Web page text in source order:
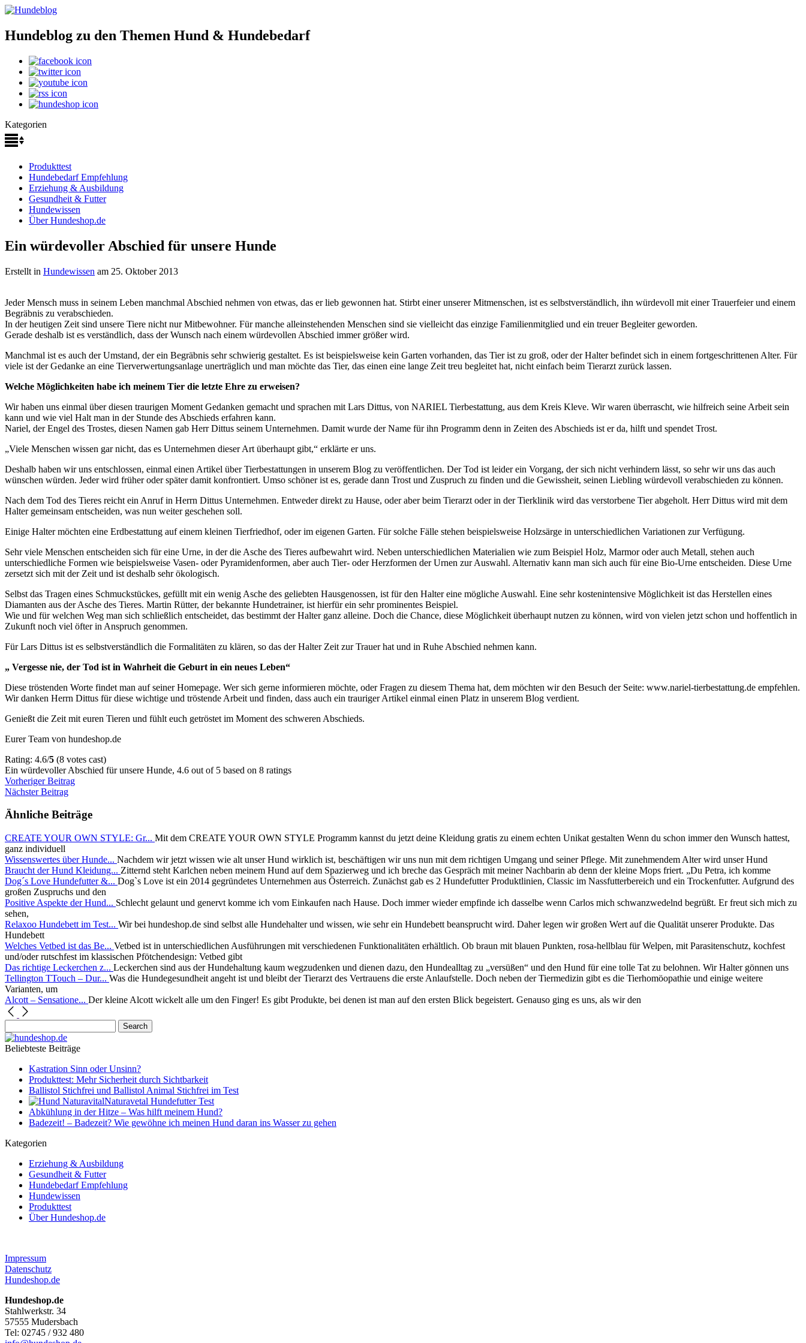
Hundeblog zu den Themen Hund & Hundebedarf
Kategorien
Produkttest
Hundebedarf Empfehlung
Erziehung & Ausbildung
Gesundheit & Futter
Hundewissen
Über Hundeshop.de
Ein würdevoller Abschied für unsere Hunde
Erstellt in Hundewissen am 25. Oktober 2013
Jeder Mensch muss in seinem Leben manchmal Abschied nehmen von etwas, das er lieb gewonnen hat. Stirbt einer unserer Mitmenschen, ist es selbstverständlich, ihn würdevoll mit einer Trauerfeier und einem
Begräbnis zu verabschieden.
In der heutigen Zeit sind unsere Tiere nicht nur Mitbewohner. Für manche alleinstehenden Menschen sind sie vielleicht das einzige Familienmitglied und ein treuer Begleiter geworden.
Gerade deshalb ist es verständlich, dass der Wunsch nach einem würdevollen Abschied immer größer wird.
Manchmal ist es auch der Umstand, der ein Begräbnis sehr schwierig gestaltet. Es ist beispielsweise kein Garten vorhanden, das Tier ist zu groß, oder der Halter befindet sich in einem fortgeschrittenen Alter. Für
viele ist der Gedanke an eine Tierverwertungsanlage unerträglich und man möchte das Tier, das einen eine lange Zeit treu begleitet hat, nicht einfach beim Tierarzt zurück lassen.
Welche Möglichkeiten habe ich meinem Tier die letzte Ehre zu erweisen?
Wir haben uns einmal über diesen traurigen Moment Gedanken gemacht und sprachen mit Lars Dittus, von NARIEL Tierbestattung, aus dem Kreis Kleve. Wir waren überrascht, wie hilfreich seine Arbeit sein
kann und wie viel Halt man in der Stunde des Abschieds erfahren kann.
Nariel, der Engel des Trostes, diesen Namen gab Herr Dittus seinem Unternehmen. Damit wurde der Name für ihn Programm denn in Zeiten des Abschieds ist er da, hilft und spendet Trost.
„Viele Menschen wissen gar nicht, das es Unternehmen dieser Art überhaupt gibt,“ erklärte er uns.
Deshalb haben wir uns entschlossen, einmal einen Artikel über Tierbestattungen in unserem Blog zu veröffentlichen. Der Tod ist leider ein Vorgang, der sich nicht verhindern lässt, so sehr wir uns das auch
wünschen würden. Jeder wird früher oder später damit konfrontiert. Umso schöner ist es, gerade dann Trost und Zuspruch zu finden und die Gewissheit, seinen Liebling würdevoll verabschieden zu können.
Nach dem Tod des Tieres reicht ein Anruf in Herrn Dittus Unternehmen. Entweder direkt zu Hause, oder aber beim Tierarzt oder in der Tierklinik wird das verstorbene Tier abgeholt. Herr Dittus wird mit dem
Halter gemeinsam entscheiden, was nun weiter geschehen soll.
Einige Halter möchten eine Erdbestattung auf einem kleinen Tierfriedhof, oder im eigenen Garten. Für solche Fälle stehen beispielsweise Holzsärge in unterschiedlichen Variationen zur Verfügung.
Sehr viele Menschen entscheiden sich für eine Urne, in der die Asche des Tieres aufbewahrt wird. Neben unterschiedlichen Materialien wie zum Beispiel Holz, Marmor oder auch Metall, stehen auch
unterschiedliche Formen wie beispielsweise Vasen- oder Pyramidenformen, aber auch Tier- oder Herzformen der Urnen zur Auswahl. Alternativ kann man sich auch für eine Bio-Urne entscheiden. Diese Urne
zersetzt sich mit der Zeit und ist deshalb sehr ökologisch.
Selbst das Tragen eines Schmuckstückes, gefüllt mit ein wenig Asche des geliebten Hausgenossen, ist für den Halter eine mögliche Auswahl. Eine sehr kostenintensive Möglichkeit ist das Herstellen eines
Diamanten aus der Asche des Tieres. Martin Rütter, der bekannte Hundetrainer, ist hierfür ein sehr prominentes Beispiel.
Wie und für welchen Weg man sich schließlich entscheidet, das bestimmt der Halter ganz alleine. Doch die Chance, diese Möglichkeit überhaupt nutzen zu können, wird von vielen jetzt schon und hoffentlich in
Zukunft noch viel öfter in Anspruch genommen.
Für Lars Dittus ist es selbstverständlich die Formalitäten zu klären, so das der Halter Zeit zur Trauer hat und in Ruhe Abschied nehmen kann.
„ Vergesse nie, der Tod ist in Wahrheit die Geburt in ein neues Leben“
Diese tröstenden Worte findet man auf seiner Homepage. Wer sich gerne informieren möchte, oder Fragen zu diesem Thema hat, dem möchten wir den Besuch der Seite: www.nariel-tierbestattung.de empfehlen.
Wir danken Herrn Dittus für diese wichtige und tröstende Arbeit und finden, dass auch ein trauriger Artikel einmal einen Platz in unserem Blog verdient.
Genießt die Zeit mit euren Tieren und fühlt euch getröstet im Moment des schweren Abschieds.
Eurer Team von hundeshop.de
Rating: 4.6/5 (8 votes cast)
Ein würdevoller Abschied für unsere Hunde, 4.6 out of 5 based on 8 ratings
Vorheriger Beitrag
Nächster Beitrag
Ähnliche Beiträge
CREATE YOUR OWN STYLE: Gr... Mit dem CREATE YOUR OWN STYLE Programm kannst du jetzt deine Kleidung gratis zu einem echten Unikat gestalten Wenn du schon immer den Wunsch hattest,
ganz individuell
Wissenswertes über Hunde... Nachdem wir jetzt wissen wie alt unser Hund wirklich ist, beschäftigen wir uns nun mit dem richtigen Umgang und seiner Pflege. Mit zunehmendem Alter wird unser Hund
Braucht der Hund Kleidung... Zitternd steht Karlchen neben meinem Hund auf dem Spazierweg und ich breche das Gespräch mit meiner Nachbarin ab denn der kleine Mops friert. „Du Petra, ich komme
Dog´s Love Hundefutter &... Dog`s Love ist ein 2014 gegründetes Unternehmen aus Österreich. Zunächst gab es 2 Hundefutter Produktlinien, Classic im Nassfutterbereich und ein Trockenfutter. Aufgrund des
großen Zuspruchs und den
Positive Aspekte der Hund... Schlecht gelaunt und genervt komme ich vom Einkaufen nach Hause. Doch immer wieder empfinde ich dasselbe wenn Carlos mich schwanzwedelnd begrüßt. Er freut sich mich zu
sehen,
Relaxoo Hundebett im Test... Wir bei hundeshop.de sind selbst alle Hundehalter und wissen, wie sehr ein Hundebett beansprucht wird. Daher legen wir großen Wert auf die Qualität unserer Produkte. Das
Hundebett
Welches Vetbed ist das Be... Vetbed ist in unterschiedlichen Ausführungen mit verschiedenen Funktionalitäten erhältlich. Ob braun mit blauen Punkten, rosa-hellblau für Welpen, mit Parasitenschutz, kochfest
und/oder rutschfest im klassischen Pfötchendesign: Vetbed gibt
Das richtige Leckerchen z... Leckerchen sind aus der Hundehaltung kaum wegzudenken und dienen dazu, den Hundealltag zu „versüßen“ und den Hund für eine tolle Tat zu belohnen. Wir Halter gönnen uns
Tellington TTouch – Dur... Was die Hundegesundheit angeht ist und bleibt der Tierarzt des Vertrauens die erste Anlaufstelle. Doch neben der Tiermedizin gibt es die Tierhomöopathie und einige weitere
Varianten, um
Alcott – Sensatione... Der kleine Alcott wickelt alle um den Finger! Es gibt Produkte, bei denen ist man auf den ersten Blick begeistert. Genauso ging es uns, als wir den
Beliebteste Beiträge
Kastration Sinn oder Unsinn?
Produkttest: Mehr Sicherheit durch Sichtbarkeit
Ballistol Stichfrei und Ballistol Animal Stichfrei im Test
Naturavetal Hundefutter Test
Abkühlung in der Hitze – Was hilft meinem Hund?
Badezeit! – Badezeit? Wie gewöhne ich meinen Hund daran ins Wasser zu gehen
Kategorien
Erziehung & Ausbildung
Gesundheit & Futter
Hundebedarf Empfehlung
Hundewissen
Produkttest
Über Hundeshop.de
Impressum
Datenschutz
Hundeshop.de
Hundeshop.de
Stahlwerkstr. 34
57555 Mudersbach
Tel: 02745 / 932 480